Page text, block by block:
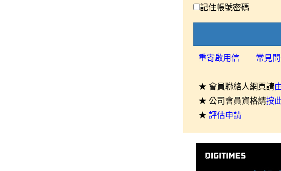
記住帳號密碼
重寄啟用信 常見
★ 會員聯絡人網頁請
★ 公司會員資格請按
★ 評估申請